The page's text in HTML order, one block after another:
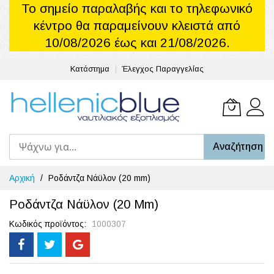
Το σημείο παραλαβής και το τηλεφωνικό
κέντρο θα παραμείνουν κλειστά από
10/08/2026 έως και 21/08/2026.
Κατάστημα Έλεγχος Παραγγελίας
Το
Αναζήτηση
Μετάβαση
στο
περιεχόμενο
Αρχική Ροδάντζα Νάϋλον (20 mm)
Ροδάντζα Νάϋλον (20 Mm)
Κωδικός προϊόντος 1000307